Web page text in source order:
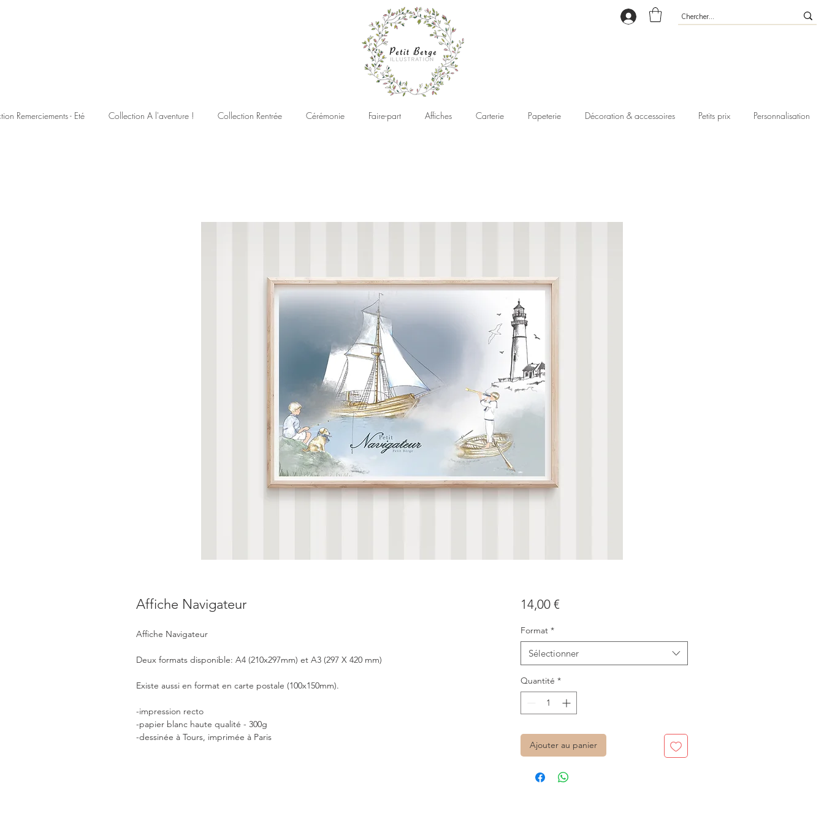
Remerciements - Eté Collection A l'aventure ! Collection Rentrée Cérémonie Faire-part Affiches Carterie Papeterie Décoration & accessoires Petits prix Personnalisation
Affiche Navigateur
Affiche Navigateur
Deux formats disponible: A4 (210x297mm) et A3 (297 X 420 mm)
Existe aussi en format en carte postale (100x150mm).
-impression recto
-papier blanc haute qualité - 300g
-dessinée à Tours, imprimée à Paris
14,00 €Prix
Format *
Sélectionner
Quantité *
Ajouter au panier